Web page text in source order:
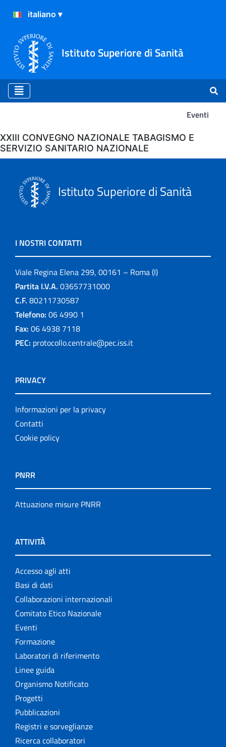
Istituto Superiore di Sanità
Eventi
Eventi
XXIII CONVEGNO NAZIONALE TABAGISMO E
SERVIZIO SANITARIO NAZIONALE
Istituto Superiore di Sanità
I NOSTRI CONTATTI
Viale Regina Elena 299, 00161 – Roma (I)
Partita I.V.A. 03657731000
C.F. 80211730587
Telefono: 06 4990 1
Fax: 06 4938 7118
PEC: protocollo.centrale@pec.iss.it
PRIVACY
Informazioni per la privacy
Contatti
Cookie policy
PNRR
Attuazione misure PNRR
ATTIVITÀ
Accesso agli atti
Basi di dati
Collaborazioni internazionali
Comitato Etico Nazionale
Eventi
Formazione
Laboratori di riferimento
Linee guida
Organismo Notificato
Progetti
Pubblicazioni
Registri e sorveglianze
Ricerca collaboratori